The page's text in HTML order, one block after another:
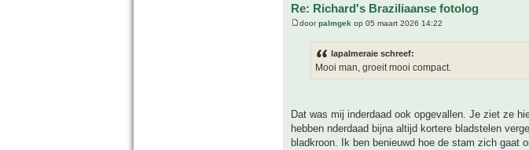
Re: Richard's Braziliaanse fotolog
doorpalmgek op 05 maart 2026 14:22
lapalmeraie schreef:
Mooi man, groeit mooi compact.
Dat was mij inderdaad ook opgevallen. Je ziet ze
hebben nderdaad bijna altijd kortere bladstelen
bladkroon. Ik ben benieuwd hoe de stam zich gaat